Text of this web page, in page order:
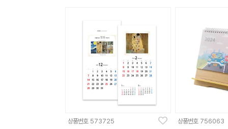
상품번호 573725 상품번호 756063